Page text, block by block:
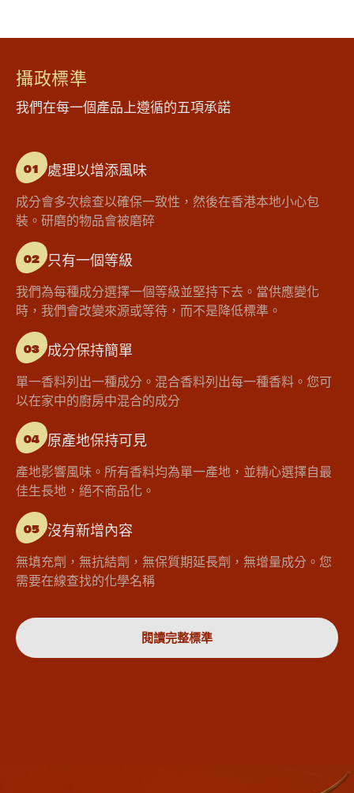
攝政標準
我們在每一個產品上遵循的五項承諾
01 處理以增添風味
成分會多次檢查以確保一致性，然後在香港本地小心包
裝。研磨的物品會被磨碎
02 只有一個等級
我們為每種成分選擇一個等級並堅持下去。當供應變化
時，我們會改變來源或等待，而不是降低標準。
03 成分保持簡單
單一香料列出一種成分。混合香料列出每一種香料。您可
以在家中的廚房中混合的成分
04 原產地保持可見
產地影響風味。所有香料均為單一產地，並精心選擇自最
佳生長地，絕不商品化。
05 沒有新增內容
無填充劑，無抗結劑，無保質期延長劑，無增量成分。您
需要在線查找的化學名稱
閱讀完整標準